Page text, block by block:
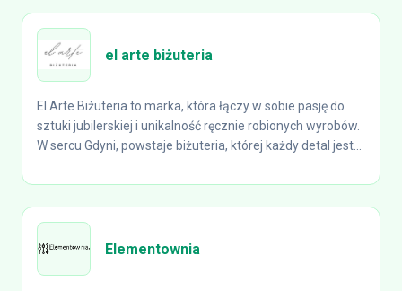
el arte biżuteria
El Arte Biżuteria to marka, która łączy w sobie pasję do
sztuki jubilerskiej i unikalność ręcznie robionych wyrobów.
W sercu Gdyni, powstaje biżuteria, której każdy detal jest...
Elementownia